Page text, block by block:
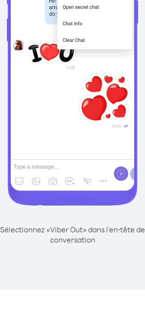
Sélectionnez «Viber Out» dans l'en-tête de
conversation